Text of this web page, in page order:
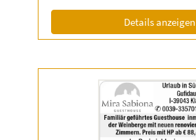
Details anzeigen
der
Anzeige
2058823
anzeigen